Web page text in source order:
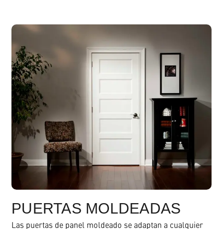
PUERTAS MOLDEADAS
Las puertas de panel moldeado se adaptan a cualquier